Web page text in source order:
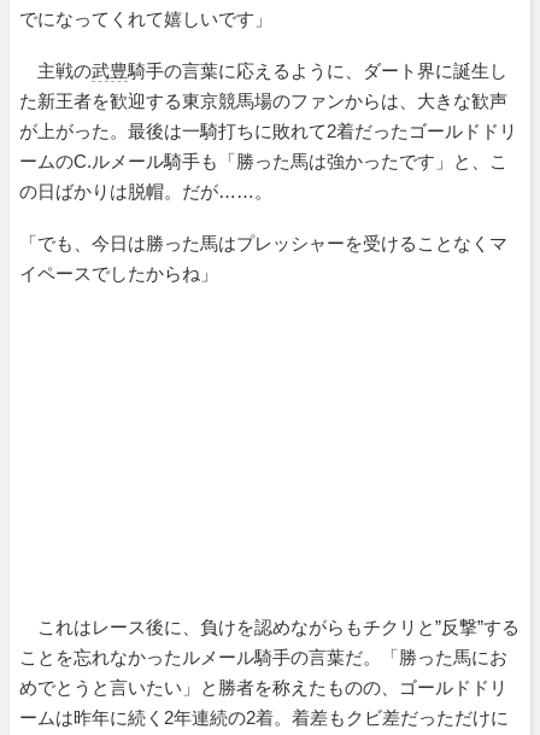
でになってくれて嬉しいです」
主戦の武豊騎手の言葉に応えるように、ダート界に誕生し
た新王者を歓迎する東京競馬場のファンからは、大きな歓声
が上がった。最後は一騎打ちに敗れて2着だったゴールドドリ
ームのC.ルメール騎手も「勝った馬は強かったです」と、こ
の日ばかりは脱帽。だが……。
「でも、今日は勝った馬はプレッシャーを受けることなくマ
イペースでしたからね」
これはレース後に、負けを認めながらもチクリと”反撃”する
ことを忘れなかったルメール騎手の言葉だ。「勝った馬にお
めでとうと言いたい」と勝者を称えたものの、ゴールドドリ
ームは昨年に続く2年連続の2着。着差もクビ差だっただけに